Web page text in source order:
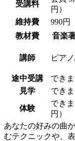
受講料
円）
維持費
990円
教材費
音楽
講師 ピア
途中受講
でき
見学
でき
体験
でき
円）
あなたの好みの曲
むテクニックや、